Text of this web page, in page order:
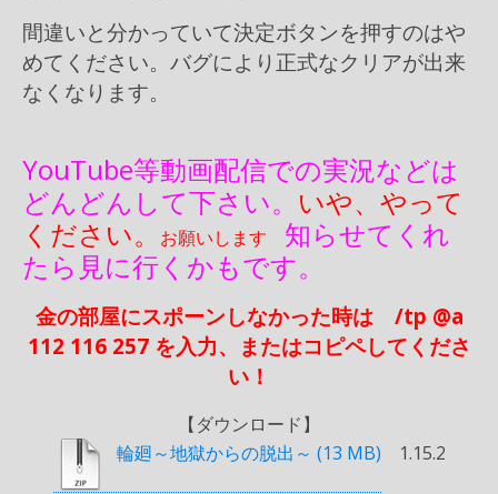
間違いと分かっていて決定ボタンを押すのはや
めてください。バグにより正式なクリアが出来
なくなります。
YouTube等動画配信での実況などは
どんどんして下さい。 いや、やって
ください。
お願いします 知らせてくれ
たら見に行くかもです。
金の部屋にスポーンしなかった時は /tp @a
112 116 257 を入力、またはコピペしてくださ
い！
【ダウンロード】
輪廻～地獄からの脱出～
1.15.2